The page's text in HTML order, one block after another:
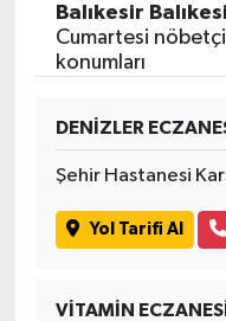
Balıkesir
Cumartesi
konumları
DENİZLER
Şehir Hastanesi
Yol Tarifi Al
VİTAMİN